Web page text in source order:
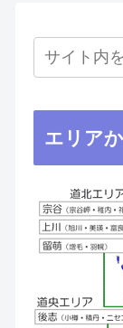
エリア